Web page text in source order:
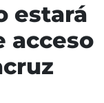
estará
acceso